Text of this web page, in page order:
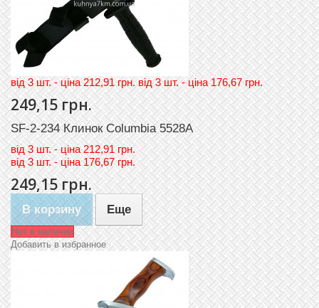
вiд 3 шт. - цiна 212,91 грн. вiд 3 шт. - цiна 176,67 грн.
249,15 грн.
SF-2-234 Клинок Columbia 5528A
вiд3 шт. - цiна 212,91 грн.
вiд3 шт. - цiна 176,67 грн.
249,15 грн.
В корзину Еще
Нет в наличии
Добавить в избранное